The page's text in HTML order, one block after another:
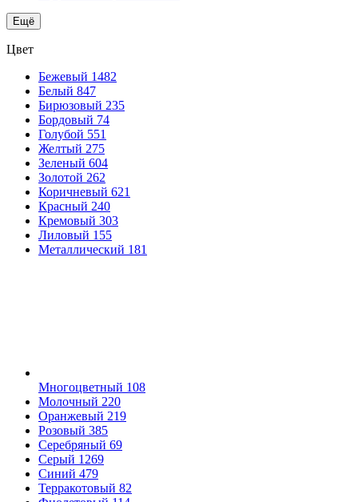
Ещё
Цвет
Бежевый 1482
Белый 847
Бирюзовый 235
Бордовый 74
Голубой 551
Желтый 275
Зеленый 604
Золотой 262
Коричневый 621
Красный 240
Кремовый 303
Лиловый 155
Металлический 181
Многоцветный 108
Молочный 220
Оранжевый 219
Розовый 385
Серебряный 69
Серый 1269
Синий 479
Терракотовый 82